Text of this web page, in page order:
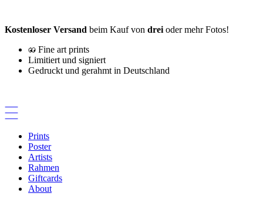
springen
Kostenloser Versand beim Kauf von drei oder mehr Fotos!
Fine art prints
Limitiert und signiert
Gedruckt und gerahmt in Deutschland
Prints
Poster
Artists
Rahmen
Giftcards
About